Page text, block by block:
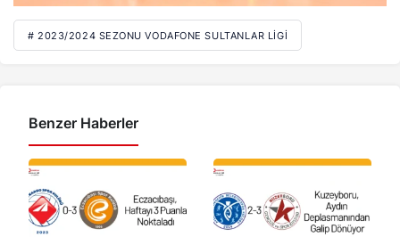
# 2023/2024 SEZONU VODAFONE SULTANLAR LIGI
Benzer Haberler